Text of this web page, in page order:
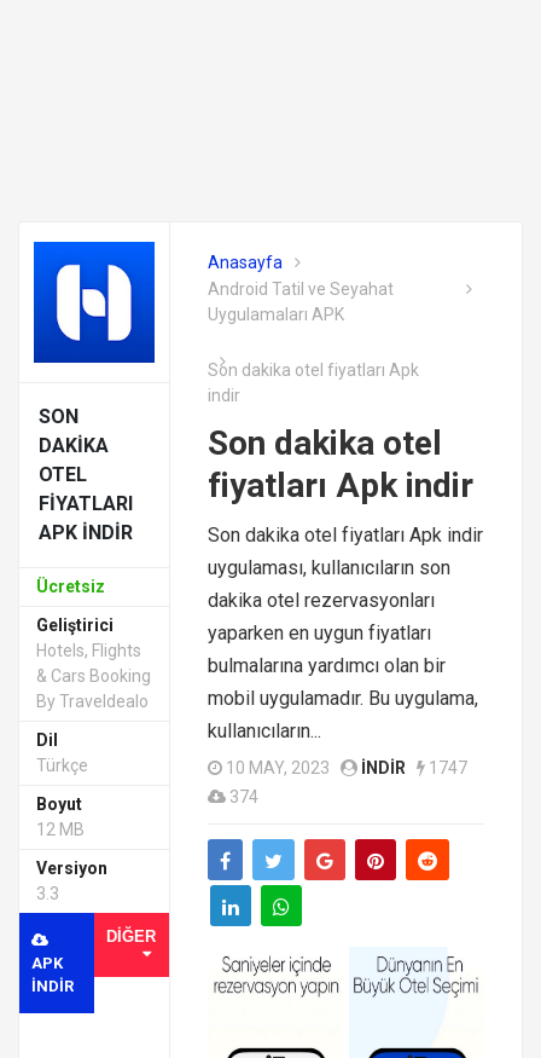
SON
DAKIKA
OTEL
FIYATLARI
APK INDIR
Ücretsiz
Geliştirici
Hotels, Flights
& Cars Booking
By Traveldealo
Dil
Türkçe
Boyut
12 MB
Versiyon
3.3
APK
INDIR
DIĞER
Anasayfa
Android Tatil ve Seyahat
Uygulamaları APK
Son dakika otel fiyatları Apk
indir
Son dakika otel
fiyatları Apk indir
Son dakika otel fiyatları Apk indir
uygulaması, kullanıcıların son
dakika otel rezervasyonları
yaparken en uygun fiyatları
bulmalarına yardımcı olan bir
mobil uygulamadır. Bu uygulama,
kullanıcıların...
10 MAY, 2023 INDIR
1747
374